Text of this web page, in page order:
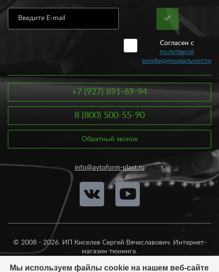
Согласен с
политикой
конфиденциальности
+7 (927) 891-69-94
8 (800) 500-55-90
Обратный звонок
info@avtoform-plast.ru
© 2008 - 2026. ИП Киселев Сергей Вячеславович. Интернет-
магазин тюнинга.
Мы используем файлы cookie на нашем веб-сайте